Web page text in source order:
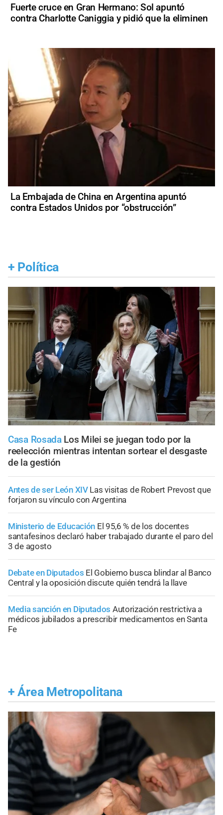
Fuerte cruce en Gran Hermano: Sol apuntó
contra Charlotte Caniggia y pidió que la eliminen
La Embajada de China en Argentina apuntó
contra Estados Unidos por “obstrucción”
+ Política
Casa Rosada Los Milei se juegan todo por la
reelección mientras intentan sortear el desgaste
de la gestión
Antes de ser León XIV Las visitas de Robert Prevost que
forjaron su vínculo con Argentina
Ministerio de Educación El 95,6 % de los docentes
santafesinos declaró haber trabajado durante el paro del
3 de agosto
Debate en Diputados El Gobierno busca blindar al Banco
Central y la oposición discute quién tendrá la llave
Media sanción en Diputados Autorización restrictiva a
médicos jubilados a prescribir medicamentos en Santa
Fe
+ Área Metropolitana